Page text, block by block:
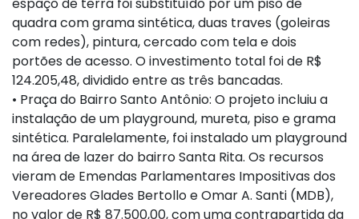
quadra com grama sintética, duas traves (goleiras
com redes), pintura, cercado com tela e dois
portões de acesso. O investimento total foi de R$
124.205,48, dividido entre as três bancadas.
• Praça do Bairro Santo Antônio: O projeto incluiu a
instalação de um playground, mureta, piso e grama
sintética. Paralelamente, foi instalado um playground
na área de lazer do bairro Santa Rita. Os recursos
vieram de Emendas Parlamentares Impositivas dos
Vereadores Glades Bertollo e Omar A. Santi (MDB),
no valor de R$ 87.500,00, com uma contrapartida da